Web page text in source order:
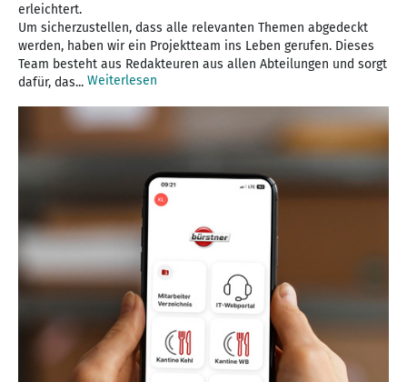
erleichtert.
Um sicherzustellen, dass alle relevanten Themen abgedeckt
werden, haben wir ein Projektteam ins Leben gerufen. Dieses
Team besteht aus Redakteuren aus allen Abteilungen und sorgt
dafür, das... Weiterlesen